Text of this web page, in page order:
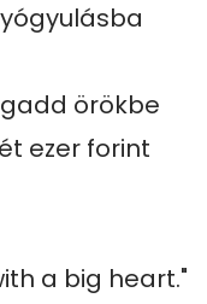
örökbe
ezer forint
a big heart."